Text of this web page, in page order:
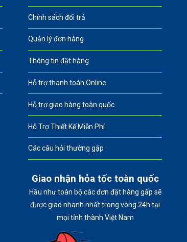
Chính sách đổi trả
Quản lý đơn hàng
Thông tin đặt hàng
Hỗ trợ thanh toán Online
Hỗ trợ giao hàng toàn quốc
Hỗ Trợ Thiết Kế Miễn Phí
Các câu hỏi thường gặp
Giao nhận hỏa tốc toàn quốc
Hầu như toàn bộ các đơn đặt hàng gấp sẽ
được giao nhanh nhất trong vòng 24h tại
mọi tỉnh thành Việt Nam